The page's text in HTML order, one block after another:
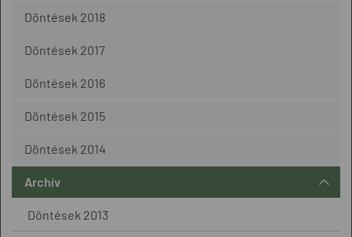
Döntések 2018
Döntések 2017
Döntések 2016
Döntések 2015
Döntések 2014
Archív
Döntések 2013